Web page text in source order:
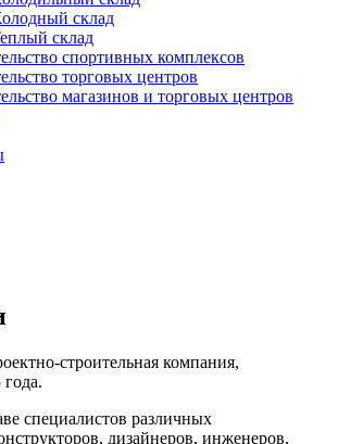
склад
склад
спортивных комплексов
торговых центров
магазинов и торговых центров
строительная компания,
специалистов различных
дизайнеров, инженеров,